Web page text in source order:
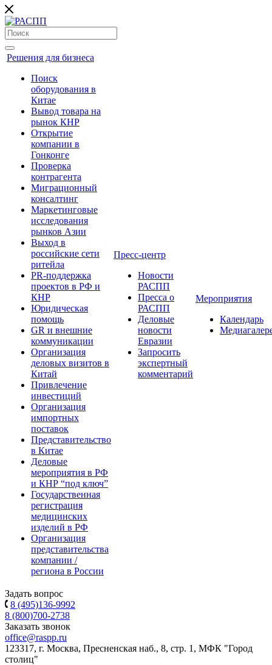
Решения для бизнеса
Поиск
оборудования в
Китае
Вывод товара на
рынок КНР
Открытие
компании в
Гонконге
Проверка
контрагента
Миграционный
консалтинг
Маркетинговые
исследования
рынков Азии
Выход в
российские сети
ритейла
PR-поддержка
проектов в РФ и
КНР
Юридическая
помощь
GR и внешние
коммуникации
Организация
деловых визитов в
Китай
Привлечение
инвестиций
Организация
импортных
поставок
Представительство
в Китае
Деловые
мероприятия в РФ
и КНР “под ключ”
Государственная
регистрация
медицинских
изделий в РФ
Организация
представительства
компании /
региона в России
Пресс-центр
Новости
РАСПП
Пресса о
РАСПП
Деловые
новости
Евразии
Запросить
экспертный
комментарий
Мероприятия
Календарь
Задать вопрос
8 (495)136-9992
8 (800)700-2738
Заказать звонок
office@raspp.ru
123317, г. Москва, Пресненская наб., 8, стр. 1, МФК "Город
столиц"